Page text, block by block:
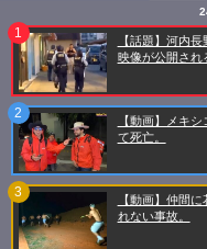
【話題】河内
映像が公開され
【動画】メキ
て死亡。
【動画】仲間
れない事故。